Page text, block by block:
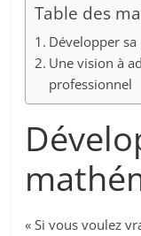
Table des
Développer
Une vision à
professionnel
« Si vous voulez